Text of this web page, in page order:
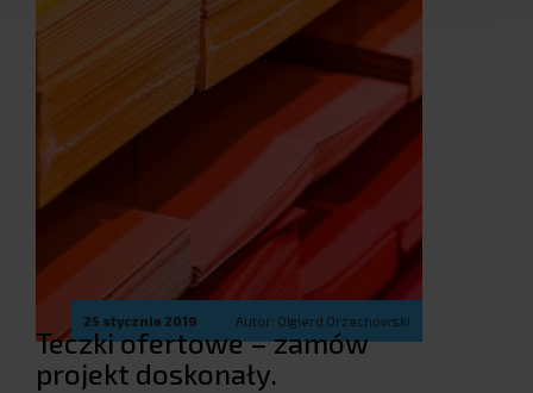
25 stycznia 2019 Autor: Olgierd Orzechowski
Teczki ofertowe – zamów
projekt doskonały.